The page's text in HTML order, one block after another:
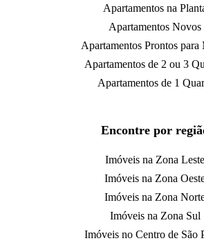
Apartamentos na
Apartamentos Novos
Apartamentos Prontos para
Apartamentos de 2 ou 3
Apartamentos de 1
Encontre por
Imóveis na Zona Leste
Imóveis na Zona
Imóveis na Zona
Imóveis na Zona Sul
Imóveis no Centro de São